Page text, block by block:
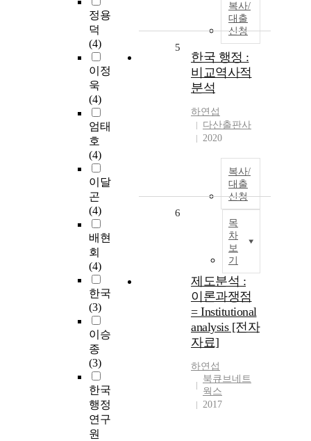
정용
덕
(4)
이정
욱
(4)
엄태
호
(4)
이달
곤
(4)
배현
회
(4)
한국
(3)
이승
종
(3)
한국
행정
연구
원
복사/
대출
신청
5
한국 행정 :
비교역사적
분석
하연섭
다산출판사
2020
복사/
대출
신청
목
차
보
기
6
제도분석 :
이론과쟁점
= Institutional
analysis [전자
자료]
하연섭
북큐브네트
웍스
2017